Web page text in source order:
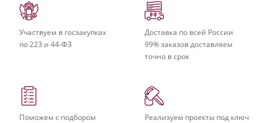
Участвуем в госзакупках
по 223 и 44-ФЗ
Доставка по всей России
99% заказов доставляем
точно в срок
Поможем с подбором
Реализуем проекты под ключ